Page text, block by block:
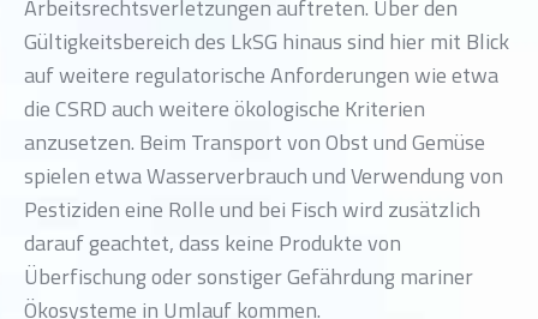
Arbeitsrechtsverletzungen auftreten. Über den
Gültigkeitsbereich des LkSG hinaus sind hier mit Blick
auf weitere regulatorische Anforderungen wie etwa
die CSRD auch weitere ökologische Kriterien
anzusetzen. Beim Transport von Obst und Gemüse
spielen etwa Wasserverbrauch und Verwendung von
Pestiziden eine Rolle und bei Fisch wird zusätzlich
darauf geachtet, dass keine Produkte von
Überfischung oder sonstiger Gefährdung mariner
Ökosysteme in Umlauf kommen.